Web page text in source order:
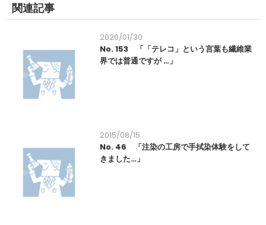
関連記事
2020/01/30
No. 153 「「テレコ」という言葉も繊維業
界では普通ですが …」
2015/08/15
No. 46 「注染の工房で手拭染体験をして
きました…」